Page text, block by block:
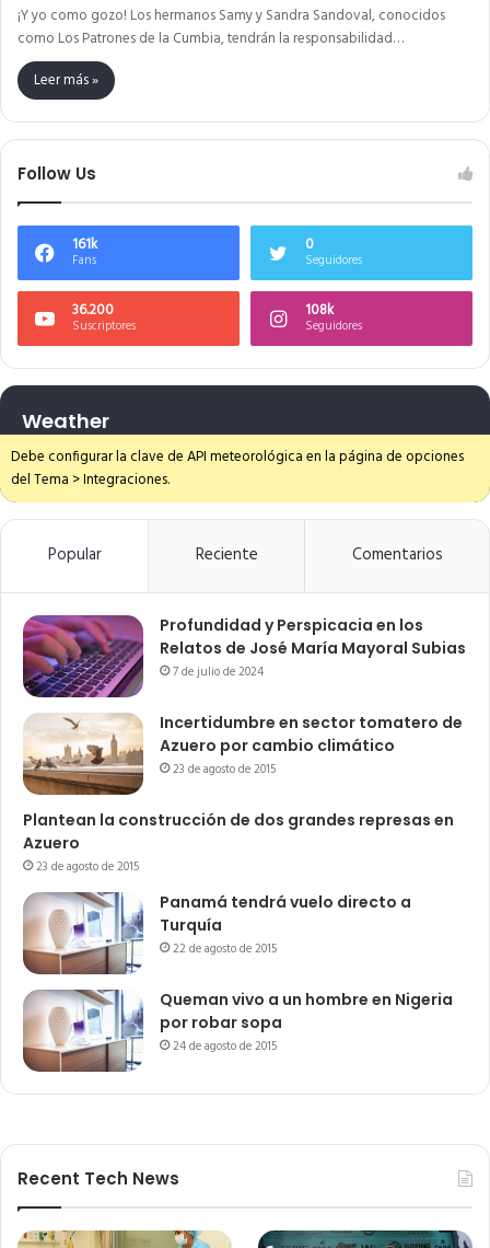
¡Y yo como gozo! Los hermanos Samy y Sandra Sandoval, conocidos
como Los Patrones de la Cumbia, tendrán la responsabilidad…
Leer más »
Follow Us
161k
Fans
0
Seguidores
36.200
Suscriptores
108k
Seguidores
Weather
Debe configurar la clave de API meteorológica en la página de opciones
del Tema > Integraciones.
Popular Reciente Comentarios
Profundidad y Perspicacia en los
Relatos de José María Mayoral Subias
7 de julio de 2024
Incertidumbre en sector tomatero de
Azuero por cambio climático
23 de agosto de 2015
Plantean la construcción de dos grandes represas en
Azuero
23 de agosto de 2015
Panamá tendrá vuelo directo a
Turquía
22 de agosto de 2015
Queman vivo a un hombre en Nigeria
por robar sopa
24 de agosto de 2015
Recent Tech News